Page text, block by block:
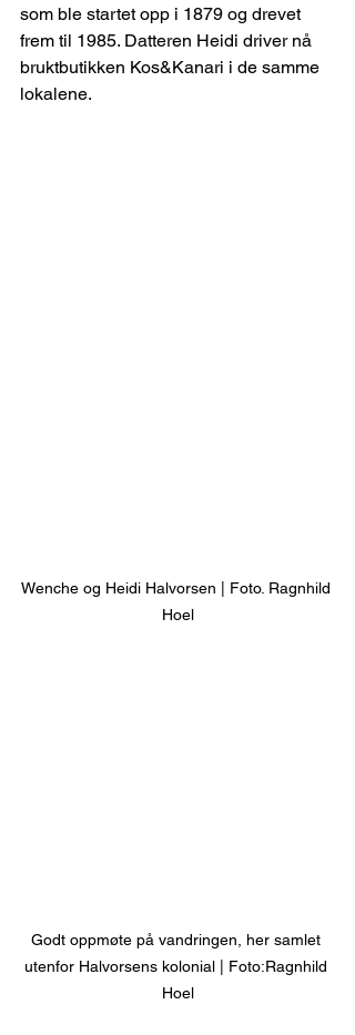
som ble startet opp i 1879 og drevet
frem til 1985. Datteren Heidi driver nå
bruktbutikken Kos&Kanari i de samme
lokalene.
Wenche og Heidi Halvorsen | Foto. Ragnhild
Hoel
Godt oppmøte på vandringen, her samlet
utenfor Halvorsens kolonial | Foto:Ragnhild
Hoel